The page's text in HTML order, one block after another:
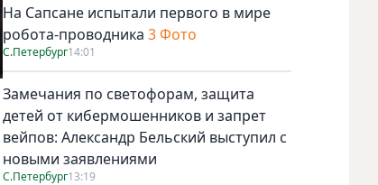
На Сапсане испытали первого в мире
робота-проводника 3 Фото
С.Петербург14:01
Замечания по светофорам, защита
детей от кибермошенников и запрет
вейпов: Александр Бельский выступил с
новыми заявлениями
С.Петербург13:19